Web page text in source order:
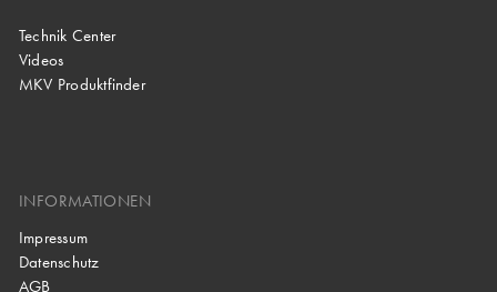
Technik Center
Videos
MKV Produktfinder
INFORMATIONEN
Impressum
Datenschutz
AGB